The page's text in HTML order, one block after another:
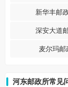
新华丰邮
深安大道
麦尔玛邮
河东邮政所常见